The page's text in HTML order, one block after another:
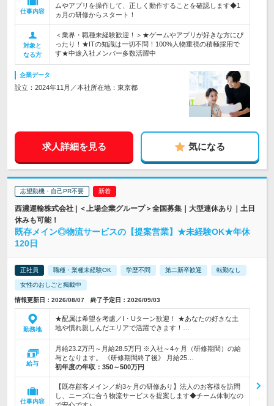
仕事内容
ムやアプリを操作して、正しく動作することを確認します◆1
ヵ月の研修からスタート！
対象と
なる方
＜業界・職種未経験歓迎！＞★ゲームやアプリが好きな方にぴ
ったり！★ITの知識は一切不問！100%人物重視の積極採用で
す★中途入社メンバー多数活躍中
企業データ
設立：2024年11月／本社所在地：東京都
求人詳細を見る 気になる
志望動機・自己PR不要
西濃運輸株式会社 | ＜上場企業グループ＞全国募集｜大型連休あり｜土日
休みも可能！
既存メイン◎物流サービスの【提案営業】★未経験OK★年休
120日
正社員 職種・業種未経験OK 学歴不問 第二新卒歓迎 転勤なし
女性のおしごと掲載中
情報更新日：2026/08/07 終了予定日：2026/09/03
勤務地
★配属は希望を考慮／I・Uターン歓迎！ ★あなたの好きな土
地や慣れ親しんだエリアで活躍できます！…
給与
月給23.2万円～月給28.5万円 ※入社～4ヶ月（研修期間）の給
与となります。 《研修期間終了後》 月給25…
初年度の年収： 350～500万円
仕事内容
【既存顧客メイン／約3ヶ月の研修あり】法人のお客様を訪問
し、ニーズに合う物流サービスを提案します◆チーム体制なの
で安心です♪